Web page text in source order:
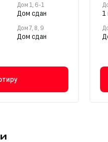
Дом 1, 6-1
Дом сдан
Дом 7, 8, 9
Дом сдан
1